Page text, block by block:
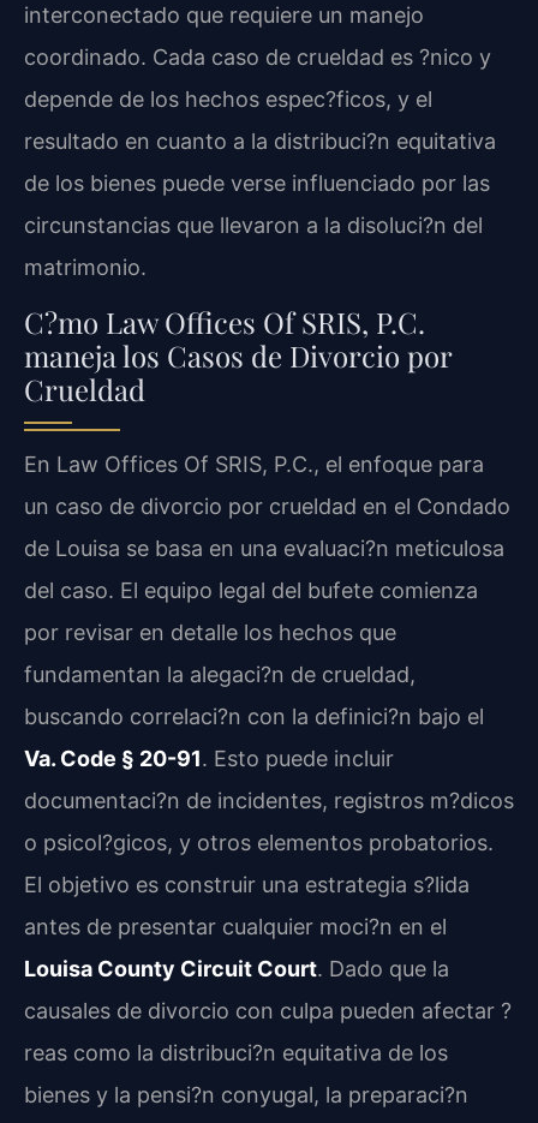
interconectado que requiere un manejo
coordinado. Cada caso de crueldad es ?nico y
depende de los hechos espec?ficos, y el
resultado en cuanto a la distribuci?n equitativa
de los bienes puede verse influenciado por las
circunstancias que llevaron a la disoluci?n del
matrimonio.
C?mo Law Offices Of SRIS, P.C.
maneja los Casos de Divorcio por
Crueldad
En Law Offices Of SRIS, P.C., el enfoque para
un caso de divorcio por crueldad en el Condado
de Louisa se basa en una evaluaci?n meticulosa
del caso. El equipo legal del bufete comienza
por revisar en detalle los hechos que
fundamentan la alegaci?n de crueldad,
buscando correlaci?n con la definici?n bajo el
Va. Code § 20-91. Esto puede incluir
documentaci?n de incidentes, registros m?dicos
o psicol?gicos, y otros elementos probatorios.
El objetivo es construir una estrategia s?lida
antes de presentar cualquier moci?n en el
Louisa County Circuit Court. Dado que la
causales de divorcio con culpa pueden afectar ?
reas como la distribuci?n equitativa de los
bienes y la pensi?n conyugal, la preparaci?n